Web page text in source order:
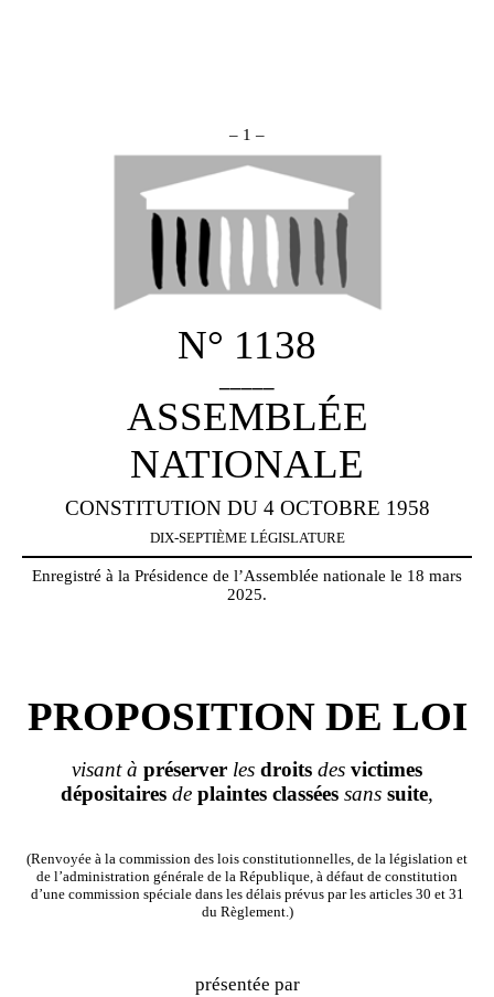
– 1 –
N° 1138
ASSEMBLÉE
NATIONALE
CONSTITUTION DU 4 OCTOBRE 1958
DIX-SEPTIÈME LÉGISLATURE
Enregistré à la Présidence de l’Assemblée nationale le 18 mars
2025.
PROPOSITION DE LOI
visant à préserver les droits des victimes
dépositaires de plaintes classées sans suite,
(Renvoyée à la commission des lois constitutionnelles, de la législation et
de l’administration générale de la République, à défaut de constitution
d’une commission spéciale dans les délais prévus par les articles 30 et 31
du Règlement.)
présentée par